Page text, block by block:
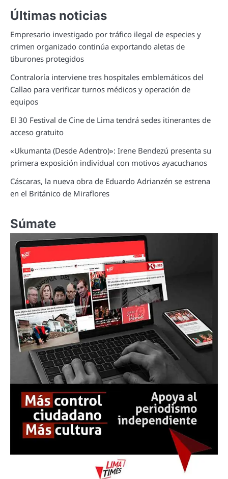
Últimas noticias
Empresario investigado por tráfico ilegal de especies y
crimen organizado continúa exportando aletas de
tiburones protegidos
Contraloría interviene tres hospitales emblemáticos del
Callao para verificar turnos médicos y operación de
equipos
El 30 Festival de Cine de Lima tendrá sedes itinerantes de
acceso gratuito
«Ukumanta (Desde Adentro)»: Irene Bendezú presenta su
primera exposición individual con motivos ayacuchanos
Cáscaras, la nueva obra de Eduardo Adrianzén se estrena
en el Británico de Miraflores
Súmate